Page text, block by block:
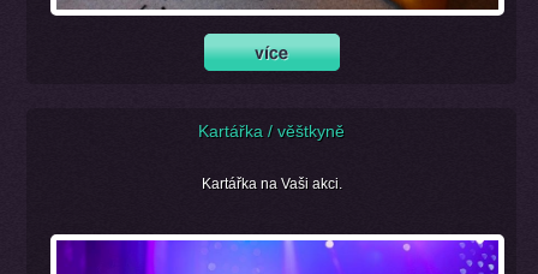
Kartářka / věštkyně
Kartářka na Vaši akci.